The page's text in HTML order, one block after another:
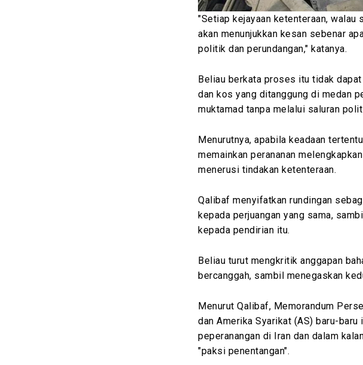
"Setiap kejayaan ketenteraan, walau
akan menunjukkan kesan sebenar
politik dan perundangan," katanya.
Beliau berkata proses itu tidak
dan kos yang ditanggung di medan
muktamad tanpa melalui saluran
Menurutnya, apabila keadaan
memainkan perananan
menerusi tindakan ketenteraan.
Qalibaf menyifatkan rundingan
kepada perjuangan yang sama,
kepada pendirian itu.
Beliau turut mengkritik anggapan
bercanggah, sambil menegaskan
Menurut Qalibaf, Memorandum
dan Amerika Syarikat (AS) baru-baru
peperanangan di Iran dan dalam
"paksi penentangan".